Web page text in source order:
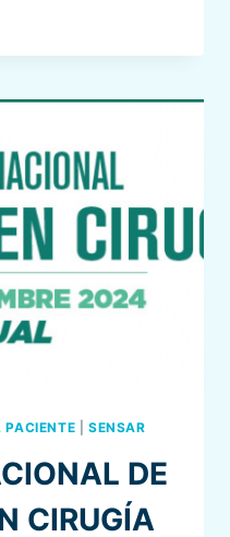
PACIENTE |SENSAR
DE
CIRUGÍA